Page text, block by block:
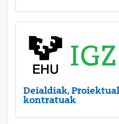
Deialdiak,
kontratuak